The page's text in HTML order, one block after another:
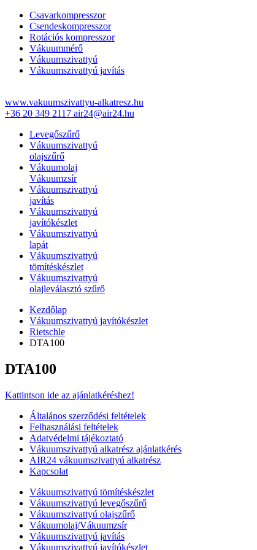
Csavarkompresszor
Csendeskompresszor
Rotációs kompresszor
Vákuummérő
Vákuumszivattyú
Vákuumszivattyú javítás
www.vakuumszivattyu-alkatresz.hu
+36 20 349 2117 air24@air24.hu
Levegőszűrő
Vákuumszivattyú
olajszűrő
Vákuumolaj
Vákuumzsír
Vákuumszivattyú
javítás
Vákuumszivattyú
javítókészlet
Vákuumszivattyú
lapát
Vákuumszivattyú
tömítéskészlet
Vákuumszivattyú
olajleválasztó szűrő
Kezdőlap
Vákuumszivattyú javítókészlet
Rietschle
DTA100
DTA100
Kattintson ide az ajánlatkéréshez!
Általános szerződési feltételek
Felhasználási feltételek
Adatvédelmi tájékoztató
Vákuumszivattyú alkatrész ajánlatkérés
AIR24 vákuumszivattyú alkatrész
Kapcsolat
Vákuumszivattyú tömítéskészlet
Vákuumszivattyú levegőszűrő
Vákuumszivattyú olajszűrő
Vákuumolaj/Vákuumzsír
Vákuumszivattyú javítás
Vákuumszivattyú javítókészlet